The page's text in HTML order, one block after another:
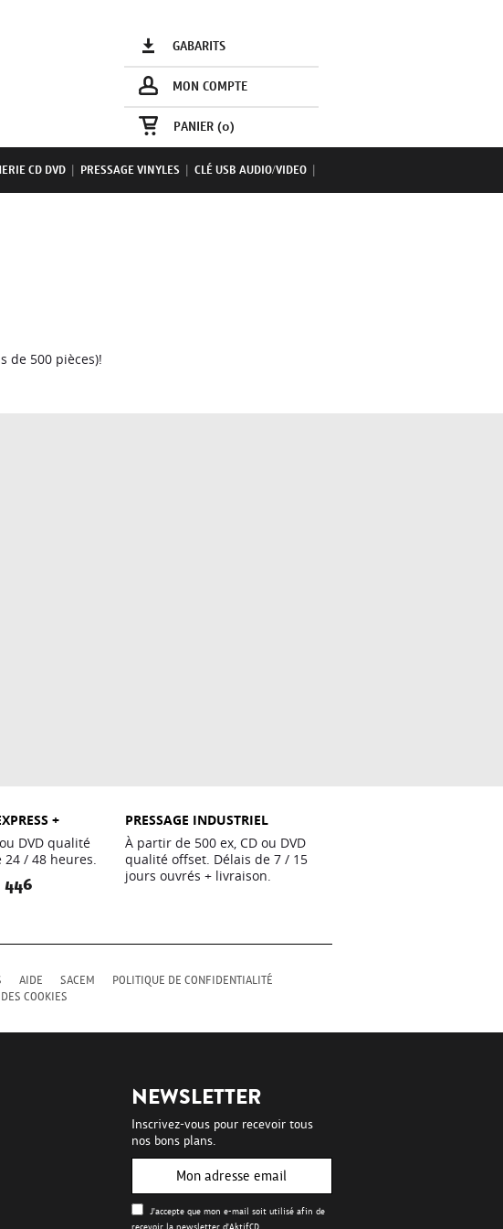
GABARITS
MON COMPTE
PANIER (0)
CD DVD PRESSAGE VINYLES CLÉ USB AUDIO/VIDEO
de 500 pièces)!
+
DVD qualité
24 / 48 heures.
446
PRESSAGE INDUSTRIEL
À partir de 500 ex, CD ou DVD
qualité offset. Délais de 7 / 15
jours ouvrés + livraison.
AIDE SACEM
POLITIQUE DE CONFIDENTIALITÉ
COOKIES
NEWSLETTER
Inscrivez-vous pour recevoir tous
nos bons plans.
J'accepte que mon e-mail soit utilisé afin de